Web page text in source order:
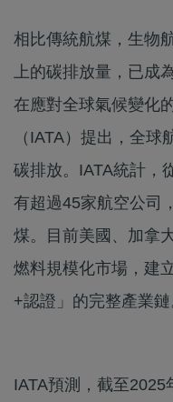
相比傳統航煤，生物
上的碳排放量，已成
在應對全球氣候變化
（IATA）提出，全
碳排放。IATA統計，
有超過45家航空公司
煤。目前美國、加拿
燃料規模化市場，
+認證」的完整產業鏈
IATA預測，截至2025